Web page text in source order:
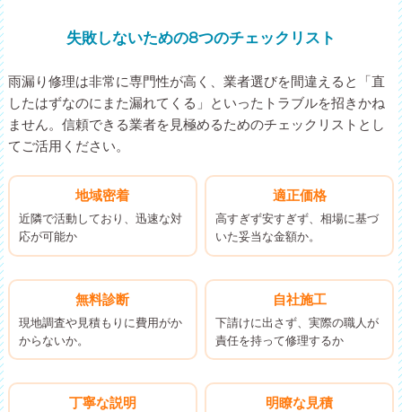
失敗しないための8つのチェックリスト
雨漏り修理は非常に専門性が高く、業者選びを間違えると「直
したはずなのにまた漏れてくる」といったトラブルを招きかね
ません。信頼できる業者を見極めるためのチェックリストとし
てご活用ください。
地域密着
近隣で活動しており、迅速な対
応が可能か
適正価格
高すぎず安すぎず、相場に基づ
いた妥当な金額か。
無料診断
現地調査や見積もりに費用がか
からないか。
自社施工
下請けに出さず、実際の職人が
責任を持って修理するか
丁寧な説明 明瞭な見積